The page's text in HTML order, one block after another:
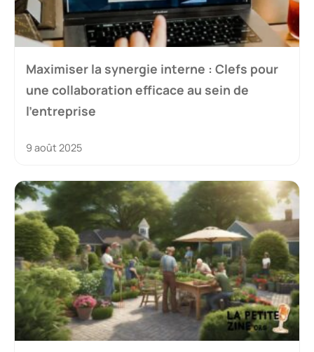
Maximiser la synergie interne : Clefs pour
une collaboration efficace au sein de
l’entreprise
9 août 2025